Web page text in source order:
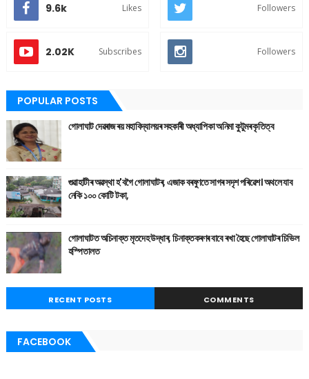
9.6k Likes Followers
2.02K Subscribes Followers
POPULAR POSTS
গোলাঘাট দেৱৰাজ ৰয় মহাবিদ্যালয়ৰ সহকাৰী অধ্যাপিকা অনিমা কুটুমৰ কৃতিত্ব
গুৱাহাটীৰ অৱস্থা হ'বগৈ গোলাঘাটৰ, এজাক বৰষুণতে সাগৰ সদৃশ পৰিৱেশ। অথলে যাব
নেকি ১০০ কোটি টকা,
গোলাঘাটত অচিনাক্ত মৃতদেহ উদ্ধাৰ, চিনাক্তকৰণৰ বাবে ৰখা হৈছে গোলাঘাটৰ চিভিল
হস্পিতালত
RECENT POSTS COMMENTS
FACEBOOK